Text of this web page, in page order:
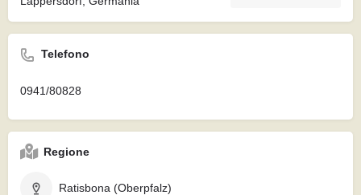
Telefono
0941/80828
Regione
Ratisbona (Oberpfalz)